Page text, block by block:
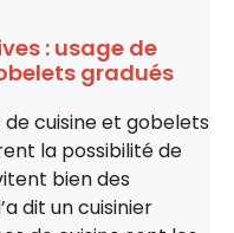
: usage de
gradués
de cuisine et gobelets
la possibilité de
bien des
dit un cuisinier